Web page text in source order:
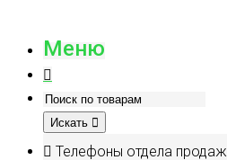
Меню
Искать
Телефоны отдела продаж